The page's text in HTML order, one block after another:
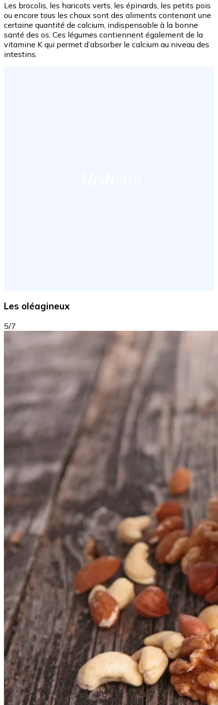
Les brocolis, les haricots verts, les épinards, les petits pois
ou encore tous les choux sont des aliments contenant une
certaine quantité de calcium, indispensable à la bonne
santé des os. Ces légumes contiennent également de la
vitamine K qui permet d’absorber le calcium au niveau des
intestins.
Les oléagineux
5/7